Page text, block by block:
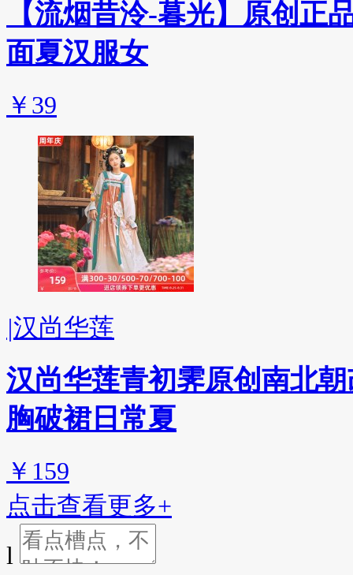
【流烟昔泠-暮光】原创正
面夏汉服女
￥39
|汉尚华莲
汉尚华莲青初霁原创南北
胸破裙日常夏
￥159
点击查看更多+
l